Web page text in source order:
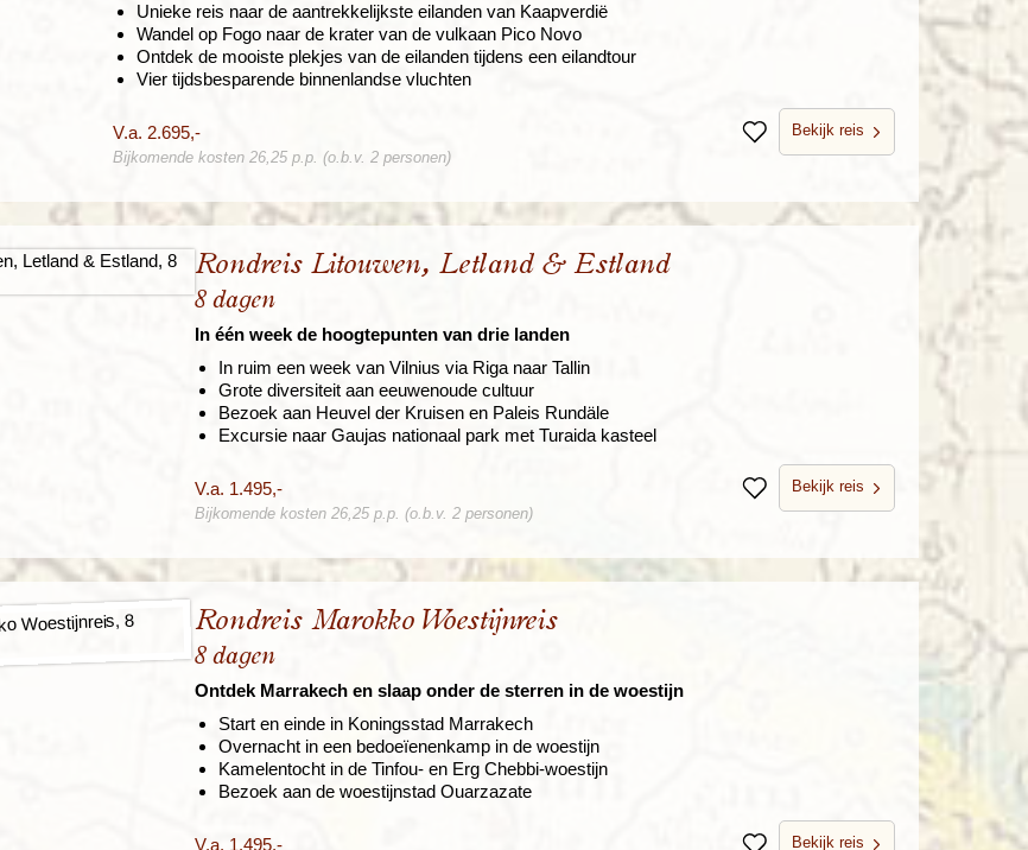
Unieke reis naar de aantrekkelijkste eilanden van Kaapverdië
Wandel op Fogo naar de krater van de vulkaan Pico Novo
Ontdek de mooiste plekjes van de eilanden tijdens een eilandtour
Vier tijdsbesparende binnenlandse vluchten
V.a. 2.695,- BewarenBekijk reis
Bijkomende kosten 26,25 p.p. (o.b.v. 2 personen)
Rondreis Litouwen, Letland & Estland
8 dagen
In één week de hoogtepunten van drie landen
In ruim een week van Vilnius via Riga naar Tallin
Grote diversiteit aan eeuwenoude cultuur
Bezoek aan Heuvel der Kruisen en Paleis Rundäle
Excursie naar Gaujas nationaal park met Turaida kasteel
V.a. 1.495,- BewarenBekijk reis
Bijkomende kosten 26,25 p.p. (o.b.v. 2 personen)
Rondreis Marokko Woestijnreis
8 dagen
Ontdek Marrakech en slaap onder de sterren in de woestijn
Start en einde in Koningsstad Marrakech
Overnacht in een bedoeïenenkamp in de woestijn
Kamelentocht in de Tinfou- en Erg Chebbi-woestijn
Bezoek aan de woestijnstad Ouarzazate
V.a. 1.495,- Bekijk reis